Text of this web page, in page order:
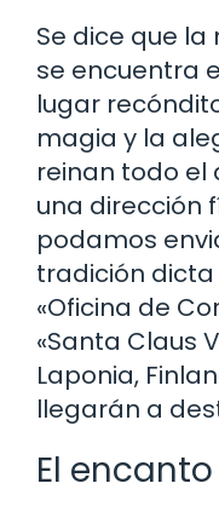
Se dice que
se encuentra
lugar
magia y la
reinan todo el
una dirección
podamos
tradición dicta
«Oficina de
«Santa Claus
Laponia,
llegarán a
El